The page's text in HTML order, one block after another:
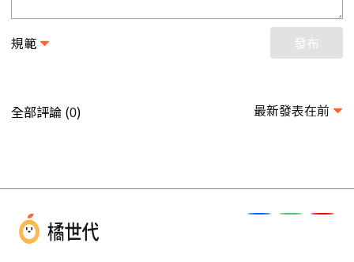
規範 發布
全部評論 (0) 最新發表在前